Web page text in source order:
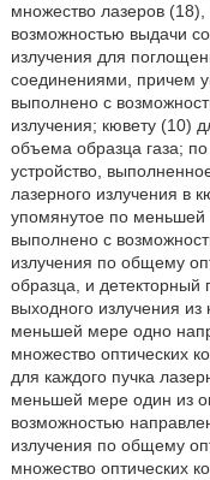
множество лазеров
возможностью выдачи
излучения для
соединениями, причем
выполнено с
излучения; кювету (10)
объема образца газа;
устройство,
лазерного излучения в
упомянутое по
выполнено с
излучения по общему
образца, и детекторный
выходного излучения
меньшей мере одно
множество оптических
для каждого пучка
меньшей мере один из
возможностью
излучения по общему
множество оптических